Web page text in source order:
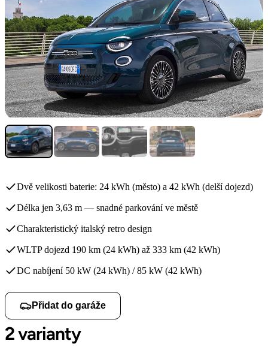
Dvě velikosti baterie: 24 kWh (město) a 42 kWh (delší dojezd)
Délka jen 3,63 m — snadné parkování ve městě
Charakteristický italský retro design
WLTP dojezd 190 km (24 kWh) až 333 km (42 kWh)
DC nabíjení 50 kW (24 kWh) / 85 kW (42 kWh)
Přidat do garáže
2 varianty